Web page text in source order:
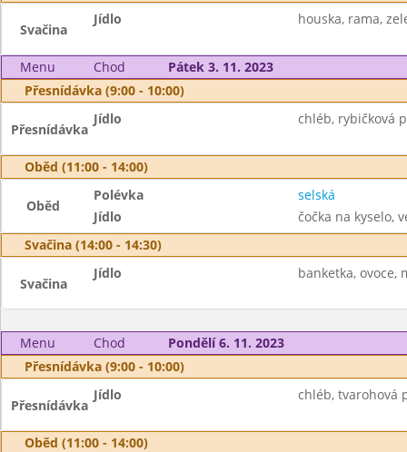
Svačina
Jídlo houska, rama,
Menu Chod
Pátek 3. 11. 2023
Přesnídávka (9:00 - 10:00)
Přesnídávka
Jídlo chléb, rybičková
Oběd (11:00 - 14:00)
Oběd
Polévka
selská
Jídlo
čočka na kyselo,
Svačina (14:00 - 14:30)
Svačina
Jídlo banketka, ovoce,
Menu Chod
Pondělí 6. 11. 2023
Přesnídávka (9:00 - 10:00)
Přesnídávka
Jídlo chléb, tvarohová
Oběd (11:00 - 14:00)